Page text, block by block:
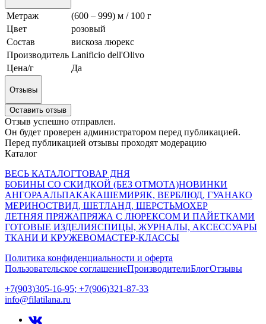
Метраж
(600 – 999) м / 100 г
Цвет
розовый
Состав
вискоза люрекс
Производитель Lanificio dell'Olivo
Цена/г
Да
Отзывы
Оставить отзыв
Отзыв успешно отправлен.
Он будет проверен администратором перед публикацией.
Перед публикацией отзывы проходят модерацию
Каталог
ВЕСЬ КАТАЛОГТОВАР ДНЯ
БОБИНЫ СО СКИДКОЙ (БЕЗ ОТМОТА)НОВИНКИ
АНГОРААЛЬПАКАКАШЕМИРЯК, ВЕРБЛЮД, ГУАНАКО
МЕРИНОСТВИД, ШЕТЛАНД, ШЕРСТЬМОХЕР
ЛЕТНЯЯ ПРЯЖАПРЯЖА С ЛЮРЕКСОМ И ПАЙЕТКАМИ
ГОТОВЫЕ ИЗДЕЛИЯСПИЦЫ, ЖУРНАЛЫ, АКСЕССУАРЫ
ТКАНИ И КРУЖЕВОМАСТЕР-КЛАССЫ
Политика конфиденциальности и оферта
Пользовательское соглашениеПроизводителиБлогОтзывы
+7(903)305-16-95; +7(906)321-87-33
info@filatilana.ru